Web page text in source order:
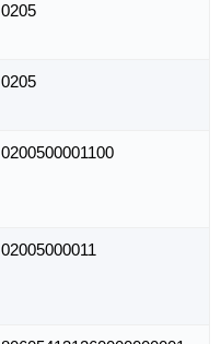
0205
0205
0200500001100
02005000011